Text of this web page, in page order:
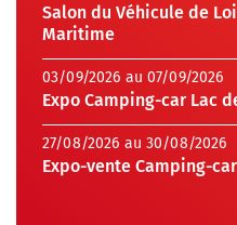
Salon du Véhicule de
Maritime
03/09/2026 au 07/09/2026
Expo Camping-car Lac
27/08/2026 au 30/08/2026
Expo-vente Camping-